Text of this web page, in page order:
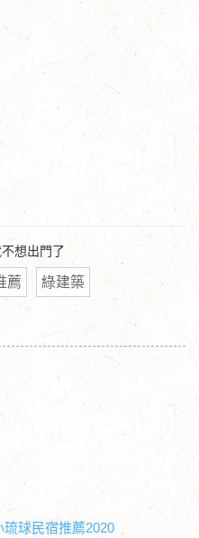
想出門了
薦 綠建築
球民宿推薦2020